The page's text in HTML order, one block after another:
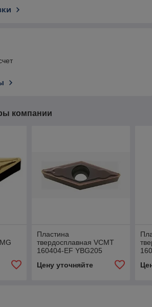
компании
Пластина
твердосплавная VCMT
160404-EF YBG205
Цену уточняйте